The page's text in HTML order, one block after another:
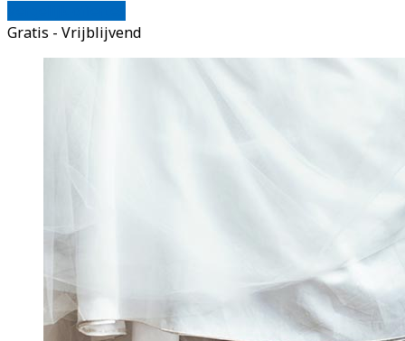
Gratis - Vrijblijvend